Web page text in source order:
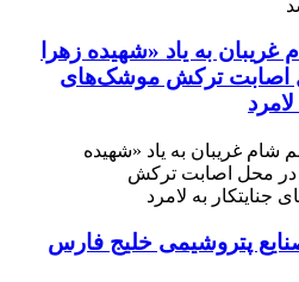
به یاد «شهیده زهرا
اصابت ترکش موشک‌های
پتروشیمی خلیج فارس